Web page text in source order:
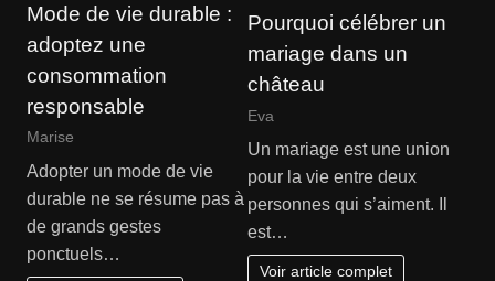
Mode de vie durable :
adoptez une
consommation
responsable
Marise
Adopter un mode de vie
durable ne se résume pas à
de grands gestes
ponctuels…
Pourquoi célébrer un
mariage dans un
château
Eva
Un mariage est une union
pour la vie entre deux
personnes qui s’aiment. Il
est…
Voir article complet